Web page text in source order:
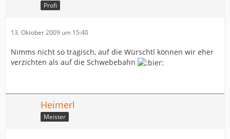
Profi
13. Oktober 2009 um 15:40
Nimms nicht so tragisch, auf die Würschtl können wir eher
verzichten als auf die Schwebebahn
Heimerl
Meister